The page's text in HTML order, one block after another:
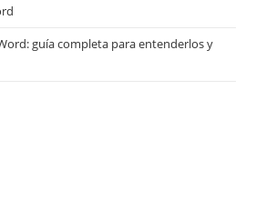
guía completa para entenderlos y